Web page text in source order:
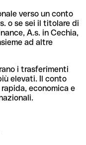
verso un conto
o se sei il titolare di
A.s. in Cechia,
ad altre
i trasferimenti
elevati. Il conto
economica e